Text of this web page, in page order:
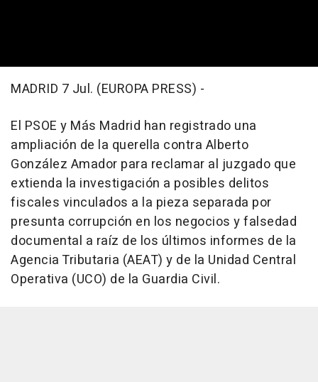
MADRID 7 Jul. (EUROPA PRESS) -
El PSOE y Más Madrid han registrado una
ampliación de la querella contra Alberto
González Amador para reclamar al juzgado que
extienda la investigación a posibles delitos
fiscales vinculados a la pieza separada por
presunta corrupción en los negocios y falsedad
documental a raíz de los últimos informes de la
Agencia Tributaria (AEAT) y de la Unidad Central
Operativa (UCO) de la Guardia Civil.